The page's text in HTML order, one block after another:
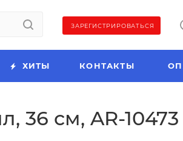
ЗАРЕГИСТРИРОВАТЬСЯ
ХИТЫ КОНТАКТЫ
36 см, AR-10473